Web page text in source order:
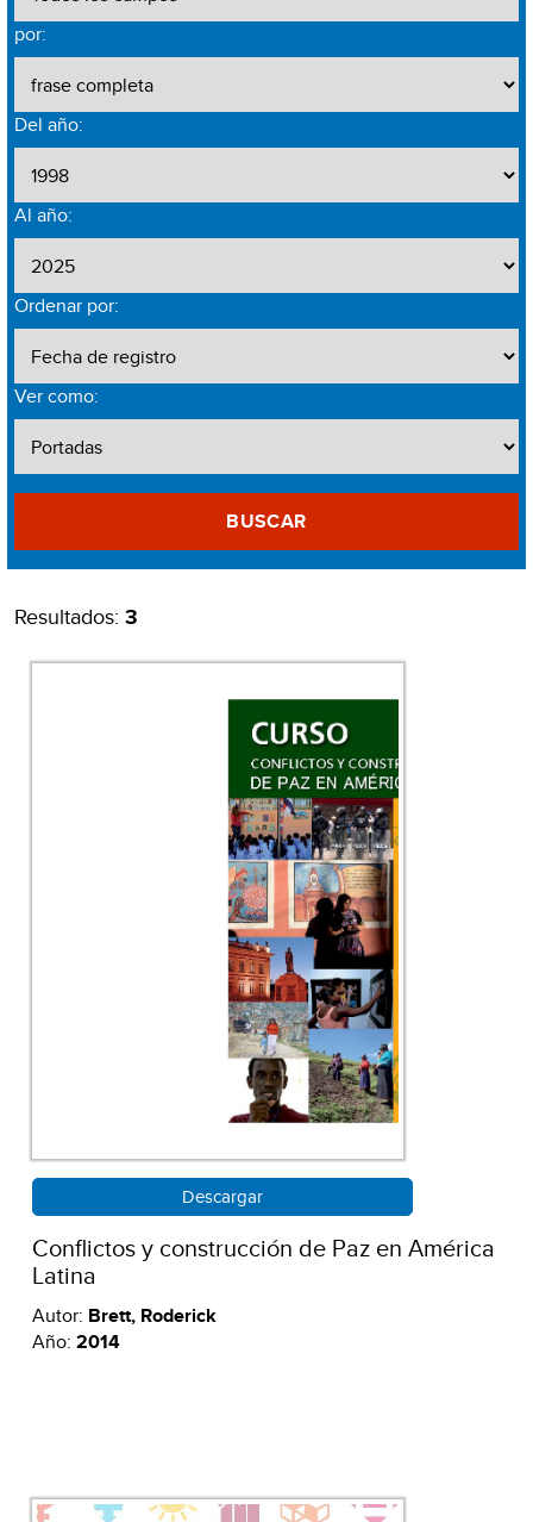
por:
Del año:
Al año:
Ordenar por:
Ver como:
BUSCAR
Resultados: 3
Descargar
Conflictos y construcción de Paz en América
Latina
Autor: Brett, Roderick
Año: 2014